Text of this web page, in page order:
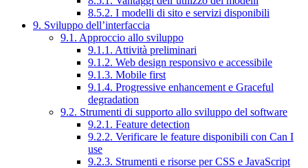
8.5.2. I modelli di sito e servizi disponibili
9. Sviluppo dell’interfaccia
9.1. Approccio allo sviluppo
9.1.1. Attività preliminari
9.1.2. Web design responsivo e accessibile
9.1.3. Mobile first
9.1.4. Progressive enhancement e Graceful
degradation
9.2. Strumenti di supporto allo sviluppo del software
9.2.1. Feature detection
9.2.2. Verificare le feature disponibili con Can I
use
9.2.3. Strumenti e risorse per CSS e JavaScript